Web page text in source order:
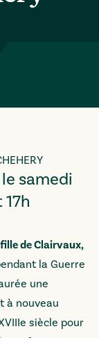
samedi
de Clairvaux,
la Guerre
une
à nouveau
siècle pour